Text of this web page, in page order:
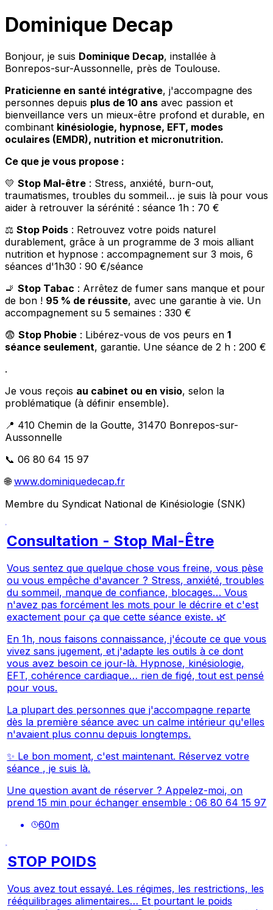
Dominique Decap
Bonjour, je suis Dominique Decap, installée à
Bonrepos-sur-Aussonnelle, près de Toulouse.
Praticienne en santé intégrative, j'accompagne des
personnes depuis plus de 10 ans avec passion et
bienveillance vers un mieux-être profond et durable, en
combinant kinésiologie, hypnose, EFT, modes
oculaires (EMDR), nutrition et micronutrition.
Ce que je vous propose :
💛 Stop Mal-être : Stress, anxiété, burn-out,
traumatismes, troubles du sommeil… je suis là pour vous
aider à retrouver la sérénité : séance 1h : 70 €
⚖️ Stop Poids : Retrouvez votre poids naturel
durablement, grâce à un programme de 3 mois alliant
nutrition et hypnose : accompagnement sur 3 mois, 6
séances d'1h30 : 90 €/séance
🚬 Stop Tabac : Arrêtez de fumer sans manque et pour
de bon ! 95 % de réussite, avec une garantie à vie. Un
accompagnement su 5 semaines : 330 €
😨 Stop Phobie : Libérez-vous de vos peurs en 1
séance seulement, garantie. Une séance de 2 h : 200 €
.
Je vous reçois au cabinet ou en visio, selon la
problématique (à définir ensemble).
📍 410 Chemin de la Goutte, 31470 Bonrepos-sur-
Aussonnelle
📞 06 80 64 15 97
🌐www.dominiquedecap.fr
Membre du Syndicat National de Kinésiologie (SNK)
Consultation - Stop Mal-Être
Vous sentez que quelque chose vous freine, vous pèse
ou vous empêche d'avancer ? Stress, anxiété, troubles
du sommeil, manque de confiance, blocages… Vous
n'avez pas forcément les mots pour le décrire et c'est
exactement pour ça que cette séance existe. 🌿
En 1h, nous faisons connaissance, j'écoute ce que vous
vivez sans jugement, et j'adapte les outils à ce dont
vous avez besoin ce jour-là. Hypnose, kinésiologie,
EFT, cohérence cardiaque… rien de figé, tout est pensé
pour vous.
La plupart des personnes que j'accompagne reparte
dès la première séance avec un calme intérieur qu'elles
n'avaient plus connu depuis longtemps.
✨ Le bon moment, c'est maintenant. Réservez votre
séance , je suis là.
Une question avant de réserver ? Appelez-moi, on
prend 15 min pour échanger ensemble : 06 80 64 15 97
60m
STOP POIDS
Vous avez tout essayé. Les régimes, les restrictions, les
rééquilibrages alimentaires… Et pourtant le poids